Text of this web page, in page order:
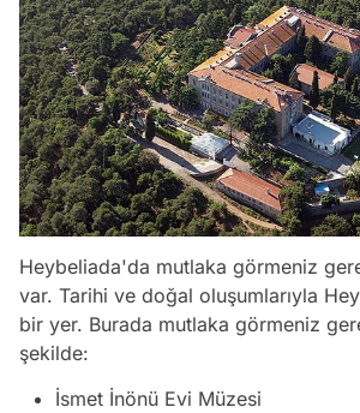
Heybeliada'da mutlaka görmeniz
var. Tarihi ve doğal oluşumlarıyla
bir yer. Burada mutlaka görmeniz
şekilde:
İsmet İnönü Evi Müzesi